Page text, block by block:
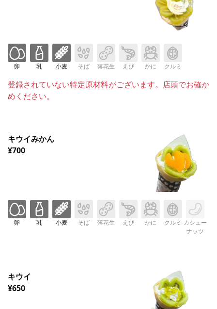
卵 乳 小麦 そば 落花生 えび かに クルミ
登録されていない特定原材料がございます。店頭でお確か
めください。
キウイみかん
¥700
卵 乳 小麦 そば 落花生 えび かに クルミ カシュー
ナッツ
キウイ
¥650